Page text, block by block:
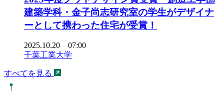
建築学科・金子尚志研究室の学生がデザイナ
ーとして携わった住宅が受賞！
2025.10.20 07:00
千葉工業大学
すべてを見る